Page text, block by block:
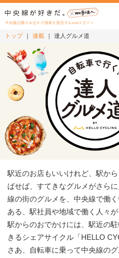
中央線沿線のお出かけ情報を発信するwebマガジン
グルメ・カフェ
スイーツ・テイクアウト
おでかけ
ショッピング
中央線カルチャー
特集
連載
イベント情報
トップ 連載 達人グルメ道
駅近のお店もいいけれど、駅か
ばせば、すてきなグルメがさら
線の街のグルメを、中央線で働
ある、駅社員や地域で働く人々が
駅からのおでかけには、駅近の
きるシェアサイクル「HELLO
さあ、自転車に乗って中央線の